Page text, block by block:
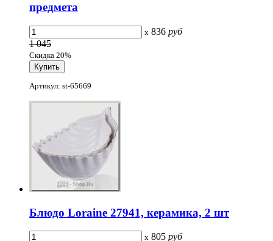
предмета
x 836 руб
1 045
Скидка 20%
Артикул: st-65669
Блюдо Loraine 27941, керамика, 2 шт
x 805 руб